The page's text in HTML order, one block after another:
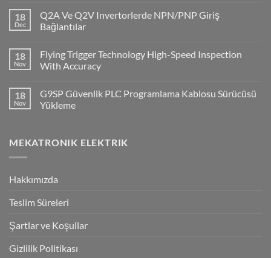
CP1H
PLC
ile
Haberleşmesi
18
Dec
Q2A Ve Q2V Invertorlerde NPN/PNP Giriş
Bağlantılar
on
Q2A
Ve
NPN/PNP
Giriş
Bağlantılar
18
Nov
Flying Trigger Technology High-Speed Inspection
With Accuracy
on
Flying
Trigger
Inspection
With
18
Nov
G9SP Güvenlik PLC Programlama Kablosu Sürücüsü
Yükleme
G9SP
Güvenlik
Sürücüsü
MEKATRONIK ELEKTRIK
Hakkımızda
Teslim Süreleri
Şartlar ve Koşullar
Gizlilik Politikası